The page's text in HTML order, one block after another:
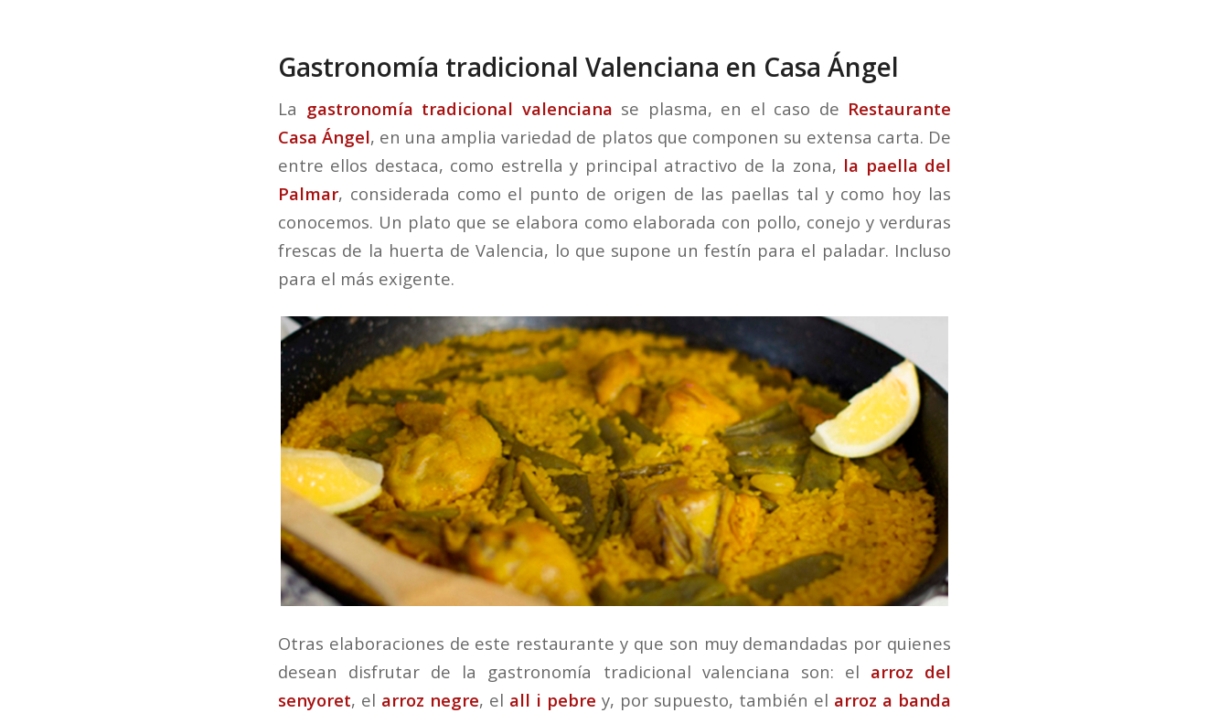
Gastronomía tradicional Valenciana en Casa Ángel
La gastronomía tradicional valenciana se plasma, en el caso de Restaurante
Casa Ángel, en una amplia variedad de platos que componen su extensa carta. De
entre ellos destaca, como estrella y principal atractivo de la zona, la paella del
Palmar, considerada como el punto de origen de las paellas tal y como hoy las
conocemos. Un plato que se elabora como elaborada con pollo, conejo y verduras
frescas de la huerta de Valencia, lo que supone un festín para el paladar. Incluso
para el más exigente.
Otras elaboraciones de este restaurante y que son muy demandadas por quienes
desean disfrutar de la gastronomía tradicional valenciana son: el arroz del
senyoret, el arroz negre, el all i pebre y, por supuesto, también el arroz a banda